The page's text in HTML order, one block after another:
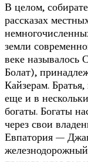
В целом,
рассказах
земли
веке называлось
Болат),
Кайзерам.
еще и в
богаты. Богаты
через свои
Евпатория —